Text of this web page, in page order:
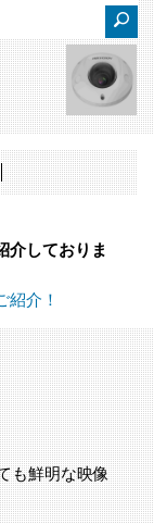
介しておりま
紹介！
も鮮明な映像